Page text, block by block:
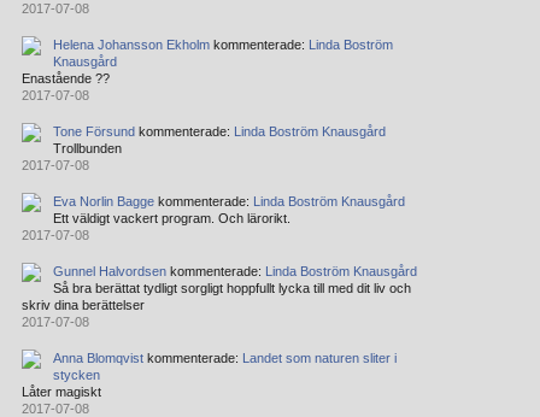
2017-07-08
Helena Johansson Ekholm kommenterade: Linda Boström
Knausgård
Enastående ??
2017-07-08
Tone Försund kommenterade: Linda Boström Knausgård
Trollbunden
2017-07-08
Eva Norlin Bagge kommenterade: Linda Boström Knausgård
Ett väldigt vackert program. Och lärorikt.
2017-07-08
Gunnel Halvordsen kommenterade: Linda Boström Knausgård
Så bra berättat tydligt sorgligt hoppfullt lycka till med dit liv och
skriv dina berättelser
2017-07-08
Anna Blomqvist kommenterade: Landet som naturen sliter i
stycken
Låter magiskt
2017-07-08